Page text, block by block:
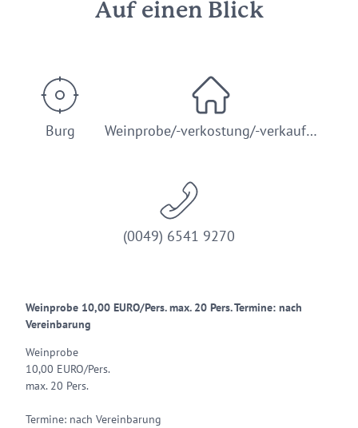
Auf einen Blick
Burg Weinprobe/-verkostung/-verkauf…
(0049) 6541 9270
Weinprobe 10,00 EURO/Pers. max. 20 Pers. Termine: nach
Vereinbarung
Weinprobe
10,00 EURO/Pers.
max. 20 Pers.
Termine: nach Vereinbarung